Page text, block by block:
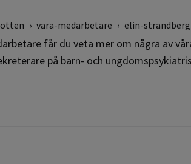
› vara-medarbetare › elin-
får du veta mer om några av
på barn- och